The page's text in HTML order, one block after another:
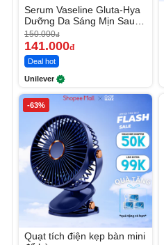
Serum Vaseline Gluta-Hya
Dưỡng Da Sáng Mịn Sau 7
Ngày
150.000đ
141.000đ
Deal hot
Unilever
-63%
Quạt tích điện kẹp bàn mini